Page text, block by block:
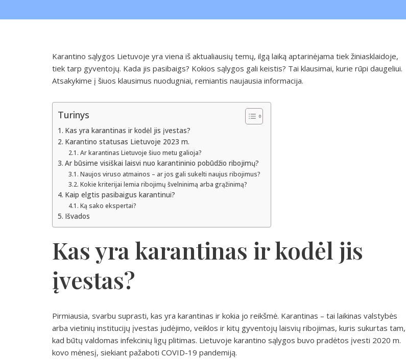
Karantino sąlygos Lietuvoje yra viena iš aktualiausių temų, ilgą laiką aptarinėjama tiek žiniasklaidoje,
tiek tarp gyventojų. Kada jis pasibaigs? Kokios sąlygos gali keistis? Tai klausimai, kurie rūpi daugeliui.
Atsakykime į šiuos klausimus nuodugniai, remiantis naujausia informacija.
Turinys
Kas yra karantinas ir kodėl jis įvestas?
Karantino statusas Lietuvoje 2023 m.
Ar karantinas Lietuvoje šiuo metu galioja?
Ar būsime visiškai laisvi nuo karantininio pobūdžio ribojimų?
Naujos viruso atmainos – ar jos gali sukelti naujus ribojimus?
Kokie kriterijai lemia ribojimų švelninimą arba grąžinimą?
Kaip elgtis pasibaigus karantinui?
Ką sako ekspertai?
Išvados
Kas yra karantinas ir kodėl jis
įvestas?
Pirmiausia, svarbu suprasti, kas yra karantinas ir kokia jo reikšmė. Karantinas – tai laikinas valstybės
arba vietinių institucijų įvestas judėjimo, veiklos ir kitų gyventojų laisvių ribojimas, kuris sukurtas tam,
kad būtų valdomas infekcinių ligų plitimas. Lietuvoje karantino sąlygos buvo pradėtos įvesti 2020 m.
kovo mėnesį, siekiant pažaboti COVID-19 pandemiją.